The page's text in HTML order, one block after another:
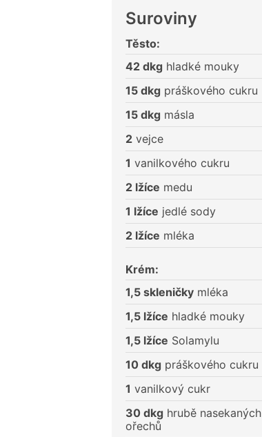
Suroviny
Těsto:
42 dkg hladké mouky
15 dkg práškového cukru
15 dkg másla
2 vejce
1 vanilkového cukru
2 lžíce medu
1 lžíce jedlé sody
2 lžíce mléka
Krém:
1,5 skleničky mléka
1,5 lžíce hladké mouky
1,5 lžíce Solamylu
10 dkg práškového cukru
1 vanilkový cukr
30 dkg hrubě nasekaných
ořechů